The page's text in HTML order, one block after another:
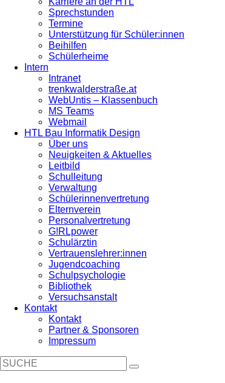
Sprechstunden
Termine
Unterstützung für Schüler:innen
Beihilfen
Schülerheime
Intern
Intranet
trenkwalderstraße.at
WebUntis – Klassenbuch
MS Teams
Webmail
HTL Bau Informatik Design
Über uns
Neuigkeiten & Aktuelles
Leitbild
Schulleitung
Verwaltung
Schülerinnenvertretung
Elternverein
Personalvertretung
G!RLpower
Schulärztin
Vertrauenslehrer:innen
Jugendcoaching
Schulpsychologie
Bibliothek
Versuchsanstalt
Kontakt
Kontakt
Partner & Sponsoren
Impressum